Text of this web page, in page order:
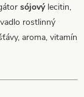
sójový lecitin,
rostlinný
aroma, vitamín